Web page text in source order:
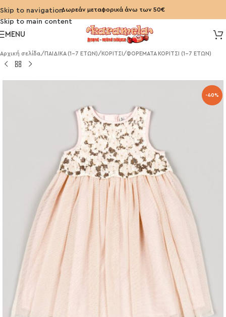
Skip to navigation
Skip to main content
Δωρεάν μεταφορικά άνω των 50€
MENU
Αρχική σελίδα/ ΠΑΙΔΙΚΑ (1-7 ΕΤΩΝ)/ ΚΟΡΙΤΣΙ /ΦΟΡΕΜΑΤΑ ΚΟΡΙΤΣΙ (1-7 ΕΤΩΝ)
-40%